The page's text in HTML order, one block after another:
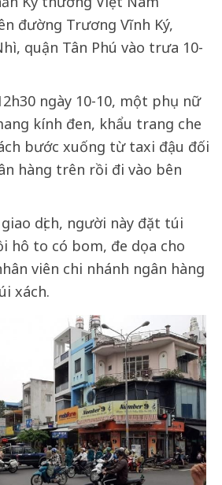
đường Trương Vĩnh Ký,
quận Tân Phú vào trưa 10-
ngày 10-10, một phụ nữ
kính đen, khẩu trang che
bước xuống từ taxi đậu đối
hàng trên rồi đi vào bên
dịch, người này đặt túi
hô to có bom, đe dọa cho
viên chi nhánh ngân hàng
xách.